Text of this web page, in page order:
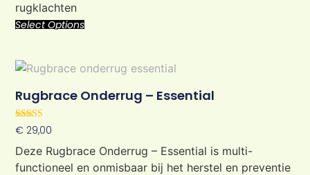
rugklachten
Select Options
Rugbrace Onderrug – Essential
Rated
5.00
out of 5
€ 29,00
Deze Rugbrace Onderrug – Essential is multi-
functioneel en onmisbaar bij het herstel en preventie